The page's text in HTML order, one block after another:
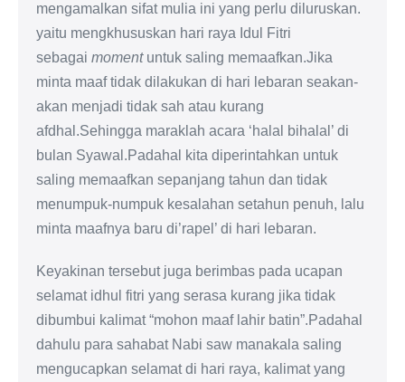
mengamalkan sifat mulia ini yang perlu diluruskan.
yaitu mengkhususkan hari raya Idul Fitri
sebagai momentuntuk saling memaafkan.Jika
minta maaf tidak dilakukan di hari lebaran seakan-
akan menjadi tidak sah atau kurang
afdhal.Sehingga maraklah acara ‘halal bihalal’ di
bulan Syawal.Padahal kita diperintahkan untuk
saling memaafkan sepanjang tahun dan tidak
menumpuk-numpuk kesalahan setahun penuh, lalu
minta maafnya baru di’rapel’ di hari lebaran.
Keyakinan tersebut juga berimbas pada ucapan
selamat idhul fitri yang serasa kurang jika tidak
dibumbui kalimat “mohon maaf lahir batin”.Padahal
dahulu para sahabat Nabi saw manakala saling
mengucapkan selamat di hari raya, kalimat yang